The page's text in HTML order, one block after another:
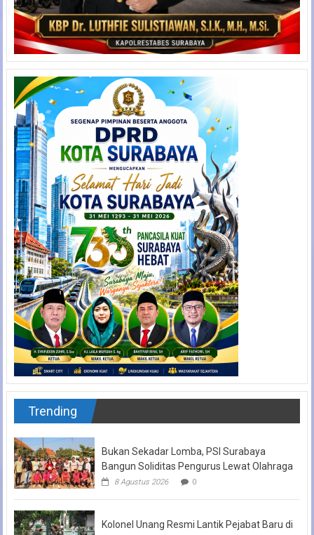
Trending
Bukan Sekadar Lomba, PSI Surabaya
Bangun Soliditas Pengurus Lewat Olahraga
8 Agustus 2026 0
Kolonel Unang Resmi Lantik Pejabat Baru di